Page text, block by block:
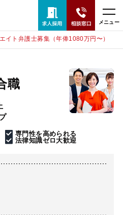
メニュー
護士募集（年俸1080万円〜）
職
専門性を高められる
法律知識ゼロ大歓迎
日全国対応
ちら
ルで相談予約受付中